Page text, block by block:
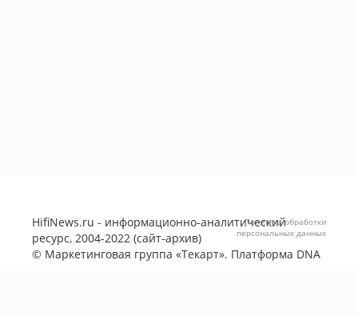
HifiNews.ru - информационно-аналитический
ресурс, 2004-2022 (сайт-архив)
© Маркетинговая группа «Текарт». Платформа DNA
Политика обработки
персональных данных